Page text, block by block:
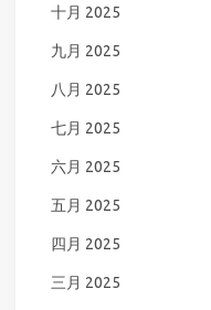
十月 2025
九月 2025
八月 2025
七月 2025
六月 2025
五月 2025
四月 2025
三月 2025